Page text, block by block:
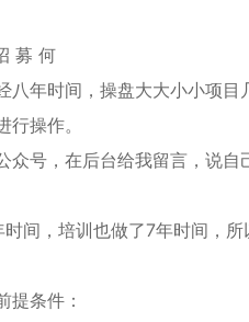
募 何
八年时间，操盘大大小小项
操作。
众号，在后台给我留言，说
间，培训也做了7年时间，所
提条件：